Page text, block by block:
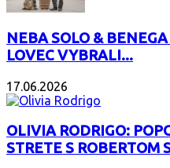
NEBA SOLO &
LOVEC VYBRALI...
17.06.2026
OLIVIA RODRIGO:
STRETE S ROBERTOM